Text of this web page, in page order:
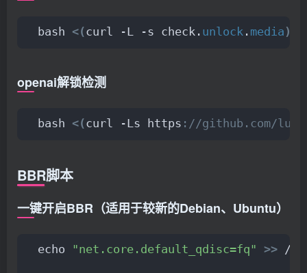
bash <(curl -L -s check. unlock . media )
openai解锁检测
bash <(curl -Ls https ://github.com/
BBR脚本
一键开启BBR（适用于较新的Debian、Ubuntu）
echo "net.core.default_qdisc=fq" >> /